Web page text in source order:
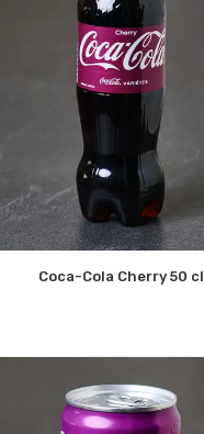
Coca-Cola Cherry 50 cl